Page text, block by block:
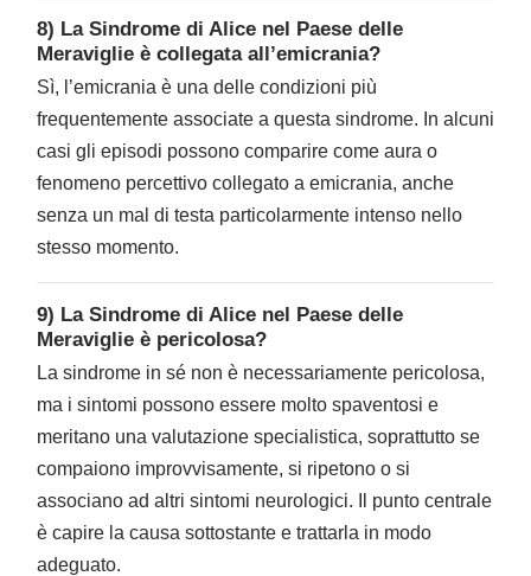
8) La Sindrome di Alice nel Paese delle
Meraviglie è collegata all’emicrania?
Sì, l’emicrania è una delle condizioni più
frequentemente associate a questa sindrome. In alcuni
casi gli episodi possono comparire come aura o
fenomeno percettivo collegato a emicrania, anche
senza un mal di testa particolarmente intenso nello
stesso momento.
9) La Sindrome di Alice nel Paese delle
Meraviglie è pericolosa?
La sindrome in sé non è necessariamente pericolosa,
ma i sintomi possono essere molto spaventosi e
meritano una valutazione specialistica, soprattutto se
compaiono improvvisamente, si ripetono o si
associano ad altri sintomi neurologici. Il punto centrale
è capire la causa sottostante e trattarla in modo
adeguato.